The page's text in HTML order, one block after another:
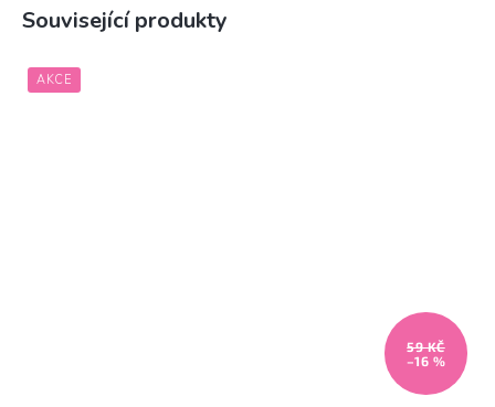
Související produkty
AKCE
59 KČ
–16 %